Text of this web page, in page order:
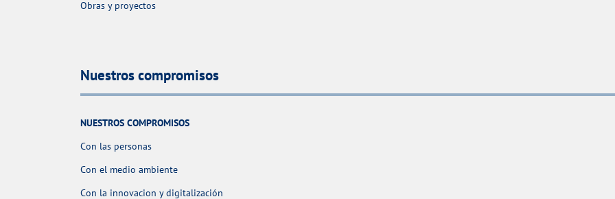
Obras y proyectos
Nuestros compromisos
NUESTROS COMPROMISOS
Con las personas
Con el medio ambiente
Con la innovacion y digitalización